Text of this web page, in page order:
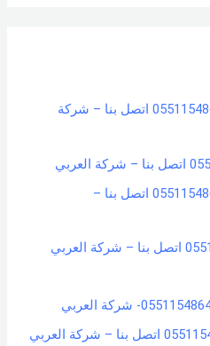
صيانة مكائن القهوة بحائل – 0551154864 اتصل بنا – شركة
شركة صيانة مكيفات بحائل -0551154864 اتصل بنا –